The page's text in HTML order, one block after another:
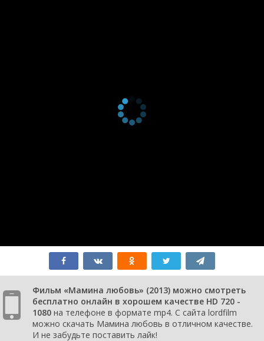
Фильм «Мамина любовь» (2013) можно смотреть
бесплатно онлайн в хорошем качестве HD 720 -
1080 на телефоне в формате mp4. С сайта lordfilm
можно скачать Мамина любовь в отличном качестве.
И не забудьте поставить лайк!